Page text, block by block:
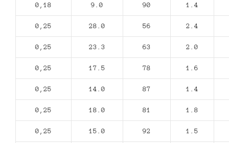
0,18 9.0 90 1.4
0,25 28.0 56 2.4
0,25 23.3 63 2.0
0,25 17.5 78 1.6
0,25 14.0 87 1.4
0,25 18.0 81 1.8
0,25 15.0 92 1.5